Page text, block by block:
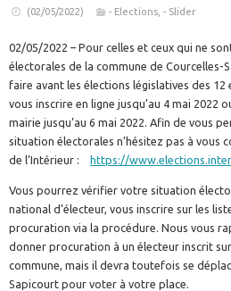
(02/05/2022) - Elections ,- Slider
02/05/2022 – Pour celles et ceux qui ne
électorales de la commune de Courcelles-
faire avant les élections législatives des 12
vous inscrire en ligne jusqu’au 4 mai 2022
mairie jusqu’au 6 mai 2022. Afin de vous
situation électorales n’hésitez pas à vous
de l’Intérieur :
https://
Vous pourrez vérifier votre situation
national d’électeur, vous inscrire sur les
procuration via la procédure. Nous vous
donner procuration à un électeur inscrit
commune, mais il devra toutefois se
Sapicourt pour voter à votre place.